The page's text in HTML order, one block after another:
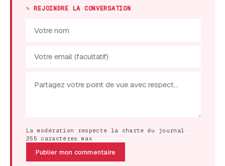
✎ REJOINDRE LA CONVERSATION
La modération respecte la charte du journal ·
255 caractères max
Publier mon commentaire